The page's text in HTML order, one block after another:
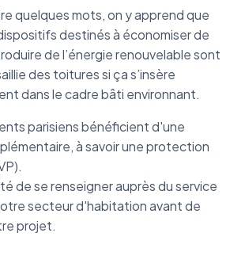
quelques mots, on y apprend que
destinés à économiser de
de l’énergie renouvelable sont
des toitures si ça s’insère
dans le cadre bâti environnant.
parisiens bénéficient d'une
à savoir une protection
de se renseigner auprès du service
secteur d'habitation avant de
projet.